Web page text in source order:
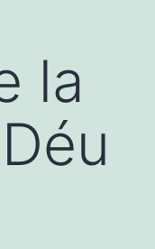
la